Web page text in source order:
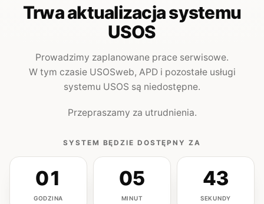
Trwa aktualizacja systemu
USOS
Prowadzimy zaplanowane prace serwisowe.
W tym czasie USOSweb, APD i pozostałe usługi
systemu USOS są niedostępne.
Przepraszamy za utrudnienia.
SYSTEM BĘDZIE DOSTĘPNY ZA
01
GODZINA
05
MINUT
43
SEKUNDY